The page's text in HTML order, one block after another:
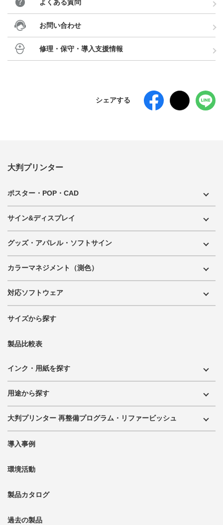
よくある質問
お問い合わせ
修理・保守・導入支援情報
シェアする
大判プリンター
ポスター・POP・CAD
サイン&ディスプレイ
グッズ・アパレル・ソフトサイン
カラーマネジメント（測色）
対応ソフトウェア
サイズから探す
製品比較表
インク・用紙を探す
用途から探す
大判プリンター 再整備プログラム・リファービッシュ
導入事例
環境活動
製品カタログ
過去の製品